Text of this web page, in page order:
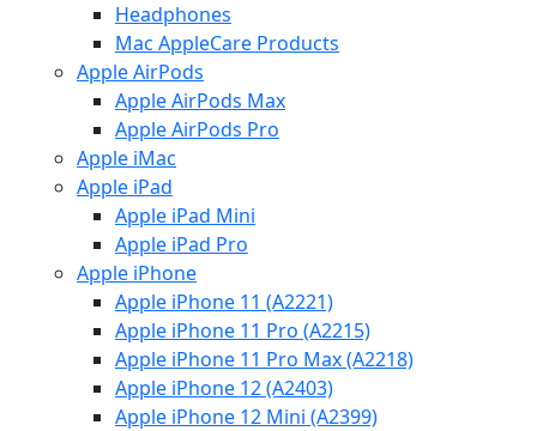
Headphones
Mac AppleCare Products
Apple AirPods
Apple AirPods Max
Apple AirPods Pro
Apple iMac
Apple iPad
Apple iPad Mini
Apple iPad Pro
Apple iPhone
Apple iPhone 11 (A2221)
Apple iPhone 11 Pro (A2215)
Apple iPhone 11 Pro Max (A2218)
Apple iPhone 12 (A2403)
Apple iPhone 12 Mini (A2399)